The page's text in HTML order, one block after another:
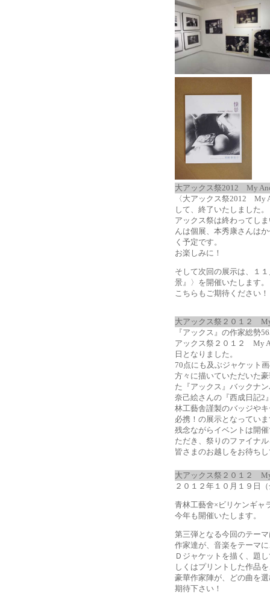
大アックス祭2012 My
〈大アックス祭2012 My
して、終了いたしました。
アックス祭は終わってし
んは個展、本秀康さんは
く予定です。
お楽しみに！
そして次回の展示は、１
景』〉を開催いたします。
こちらもご期待ください！
大アックス祭２０１２
『アックス』の作家総勢
アックス祭２０１２ My
日となりました。
70点にも及ぶジャケット
方々に描いていただいた
た『アックス』バックナ
奈己絵さんの『西成日記2
林工藝舎謹製のバッジや
必携！の展示となってい
残念ながらイベントは開
ただき、祭りのファイナ
皆さまのお越しをお待ち
大アックス祭２０１２ My
２０１２年１０月１９日
青林工藝舍×ビリケンギャ
今年も開催いたします。
第三弾となる今回のテー
作家達が、音楽をテーマ
Ｄジャケットを描く、題
しくはプリントした作品
豪華作家陣が、どの曲を
期待下さい！